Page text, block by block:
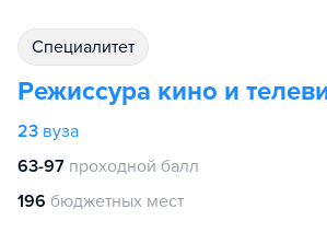
специалитет
Режиссура кино и
23 вуза
63-97 проходной балл
196 бюджетных мест